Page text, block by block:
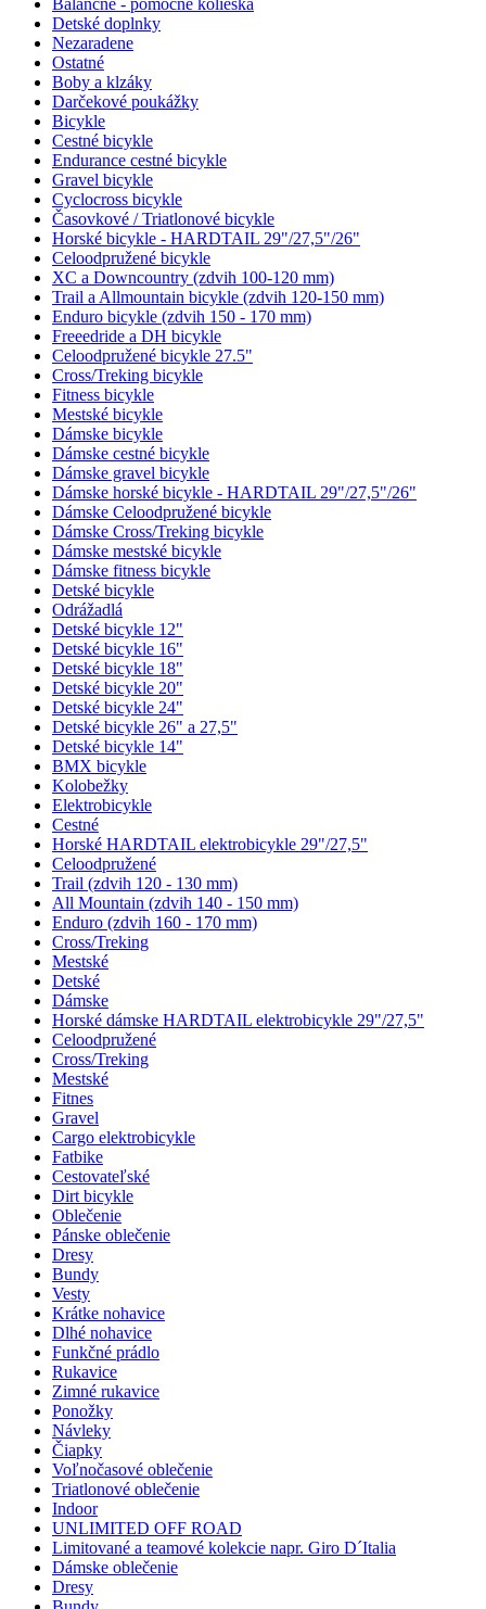
Detské doplnky
Nezaradene
Ostatné
Boby a klzáky
Darčekové poukážky
Bicykle
Cestné bicykle
Endurance cestné bicykle
Gravel bicykle
Cyclocross bicykle
Časovkové / Triatlonové bicykle
Horské bicykle - HARDTAIL 29"/27,5"/26"
Celoodpružené bicykle
XC a Downcountry (zdvih 100-120 mm)
Trail a Allmountain bicykle (zdvih 120-150 mm)
Enduro bicykle (zdvih 150 - 170 mm)
Freeedride a DH bicykle
Celoodpružené bicykle 27.5"
Cross/Treking bicykle
Fitness bicykle
Mestské bicykle
Dámske bicykle
Dámske cestné bicykle
Dámske gravel bicykle
Dámske horské bicykle - HARDTAIL 29"/27,5"/26"
Dámske Celoodpružené bicykle
Dámske Cross/Treking bicykle
Dámske mestské bicykle
Dámske fitness bicykle
Detské bicykle
Odrážadlá
Detské bicykle 12"
Detské bicykle 16"
Detské bicykle 18"
Detské bicykle 20"
Detské bicykle 24"
Detské bicykle 26" a 27,5"
Detské bicykle 14"
BMX bicykle
Kolobežky
Elektrobicykle
Cestné
Horské HARDTAIL elektrobicykle 29"/27,5"
Celoodpružené
Trail (zdvih 120 - 130 mm)
All Mountain (zdvih 140 - 150 mm)
Enduro (zdvih 160 - 170 mm)
Cross/Treking
Mestské
Detské
Dámske
Horské dámske HARDTAIL elektrobicykle 29"/27,5"
Celoodpružené
Cross/Treking
Mestské
Fitnes
Gravel
Cargo elektrobicykle
Fatbike
Cestovateľské
Dirt bicykle
Oblečenie
Pánske oblečenie
Dresy
Bundy
Vesty
Krátke nohavice
Dlhé nohavice
Funkčné prádlo
Rukavice
Zimné rukavice
Ponožky
Návleky
Čiapky
Voľnočasové oblečenie
Triatlonové oblečenie
Indoor
UNLIMITED OFF ROAD
Limitované a teamové kolekcie napr. Giro D´Italia
Dámske oblečenie
Dresy